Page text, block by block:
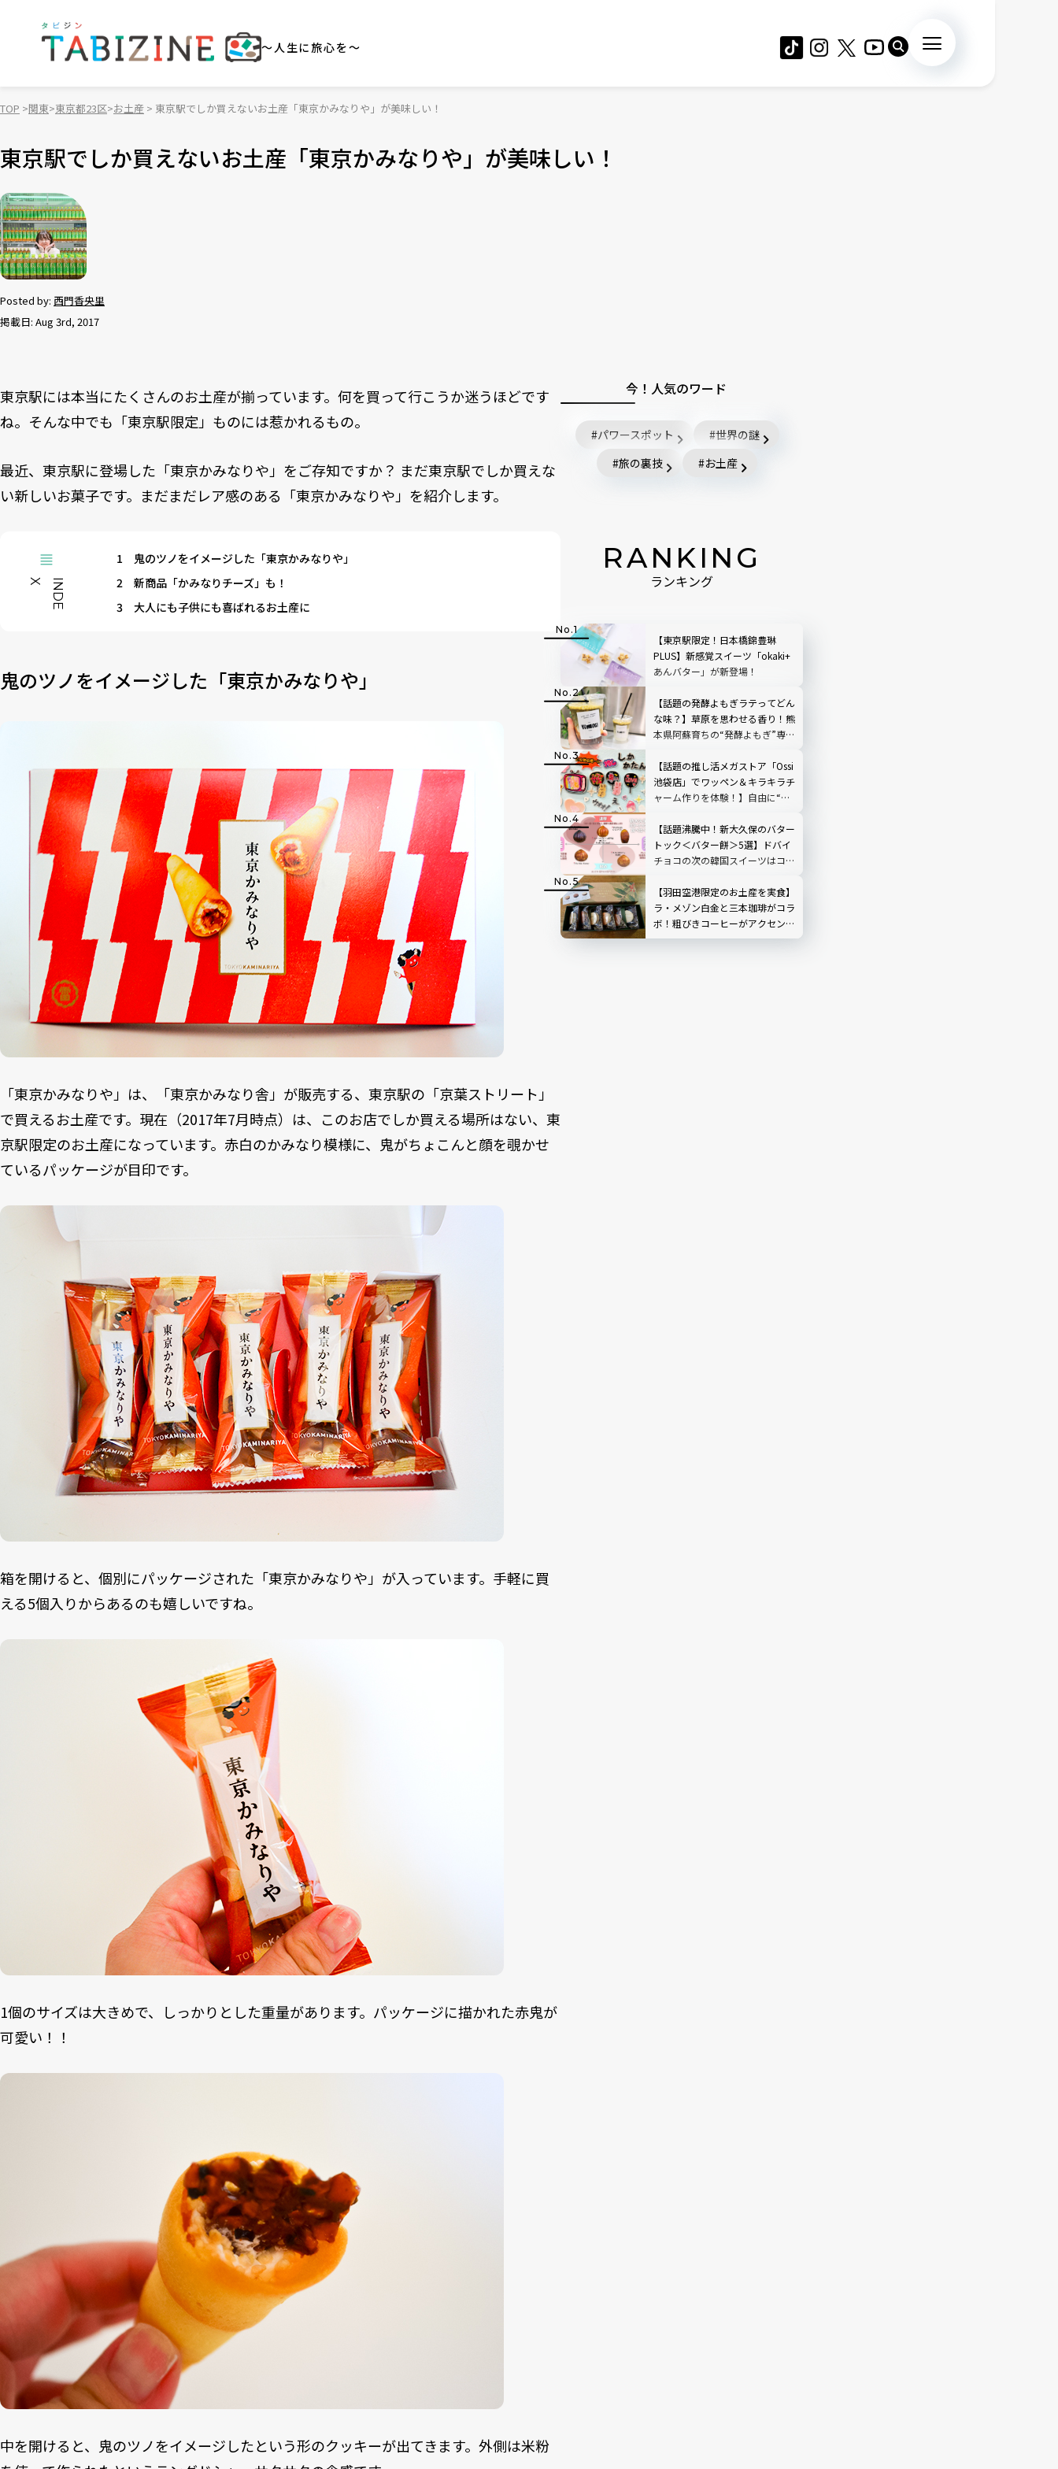
～人生に旅心を～
TOP 関東 東京都23区 お土産 東京駅でしか買えないお土産「東京かみなりや」が美味しい！
東京駅でしか買えないお土産「東京かみなりや」が美味しい！
Posted by: 西門香央里
掲載日: Aug 3rd, 2017
東京駅には本当にたくさんのお土産が揃っています。何を買って行こうか迷うほどです
ね。そんな中でも「東京駅限定」ものには惹かれるもの。
最近、東京駅に登場した「東京かみなりや」をご存知ですか？ まだ東京駅でしか買えな
い新しいお菓子です。まだまだレア感のある「東京かみなりや」を紹介します。
I
N
D
E
X
1
鬼のツノをイメージした「東京かみなりや」
2
新商品「かみなりチーズ」も！
3
大人にも子供にも喜ばれるお土産に
鬼のツノをイメージした「東京かみなりや」
「東京かみなりや」は、「東京かみなり舎」が販売する、東京駅の「京葉ストリート」
で買えるお土産です。現在（2017年7月時点）は、このお店でしか買える場所はない、東
京駅限定のお土産になっています。赤白のかみなり模様に、鬼がちょこんと顔を覗かせ
ているパッケージが目印です。
箱を開けると、個別にパッケージされた「東京かみなりや」が入っています。手軽に買
える5個入りからあるのも嬉しいですね。
1個のサイズは大きめで、しっかりとした重量があります。パッケージに描かれた赤鬼が
可愛い！！
中を開けると、鬼のツノをイメージしたという形のクッキーが出てきます。外側は米粉
今！人気のワード
パワースポット
世界の謎
旅の裏技
お土産
RANKING
ランキング
【東京駅限定！日本橋錦豊琳
PLUS】新感覚スイーツ「okaki+
あんバター」が新登場！
【話題の発酵よもぎラテってどん
な味？】草原を思わせる香り！熊
本県阿蘇育ちの“発酵よもぎ”専門
STAND」渋谷にオープン！人気
TOP3も
【話題の推し活メガストア「Ossi
池袋店」でワッペン＆キラキラチ
ャーム作りを体験！】自由に“好
人も夢中
【話題沸騰中！新大久保のバター
トック＜バター餅＞5選】ドバイ
チョコの次の韓国スイーツはコ
せ！
【羽田空港限定のお土産を実食】
ラ・メゾン白金と三本珈琲がコラ
ボ！粗びきコーヒーがアクセント
の「カフェショコラウィッチ」